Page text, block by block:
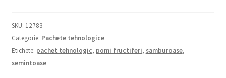
SKU: 12783
Categorie: Pachete tehnologice
Etichete: pachet tehnologic, pomi fructiferi, samburoase,
semintoase